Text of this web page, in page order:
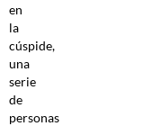
en
la
cúspide,
una
serie
de
personas